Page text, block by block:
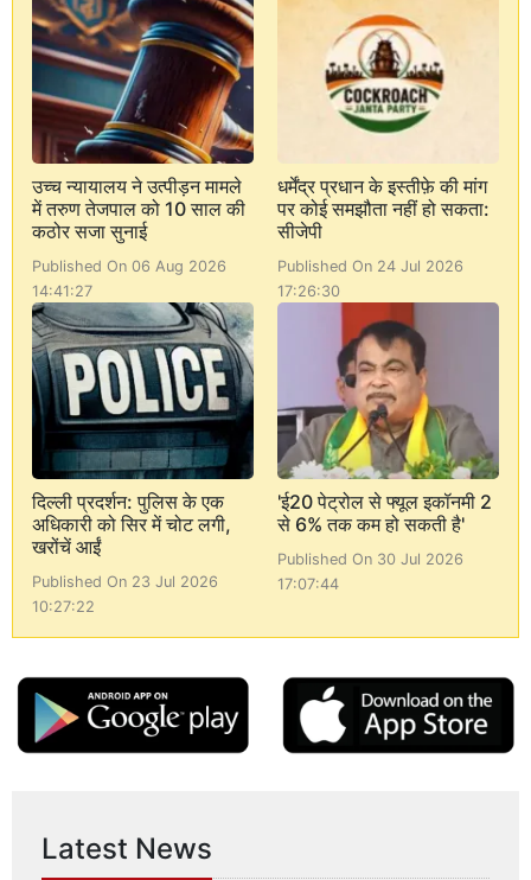
उच्च न्यायालय ने उत्पीड़न मामले
में तरुण तेजपाल को 10 साल की
कठोर सजा सुनाई
Published On 06 Aug 2026
14:41:27
धर्मेंद्र प्रधान के इस्तीफ़े की मांग
पर कोई समझौता नहीं हो सकता:
सीजेपी
Published On 24 Jul 2026
17:26:30
दिल्ली प्रदर्शन: पुलिस के एक
अधिकारी को सिर में चोट लगी,
खरोंचें आईं
Published On 23 Jul 2026
10:27:22
'ई20 पेट्रोल से फ्यूल इकॉनमी 2
से 6% तक कम हो सकती है'
Published On 30 Jul 2026
17:07:44
Latest News